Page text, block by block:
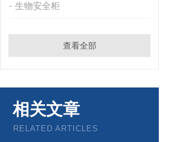
生物安全柜
查看全部
相关文章
RELATED ARTICLES